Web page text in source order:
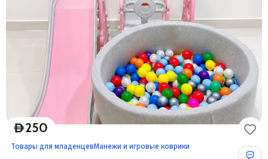
D250
Товары для младенцевМанежи и игровые коврики